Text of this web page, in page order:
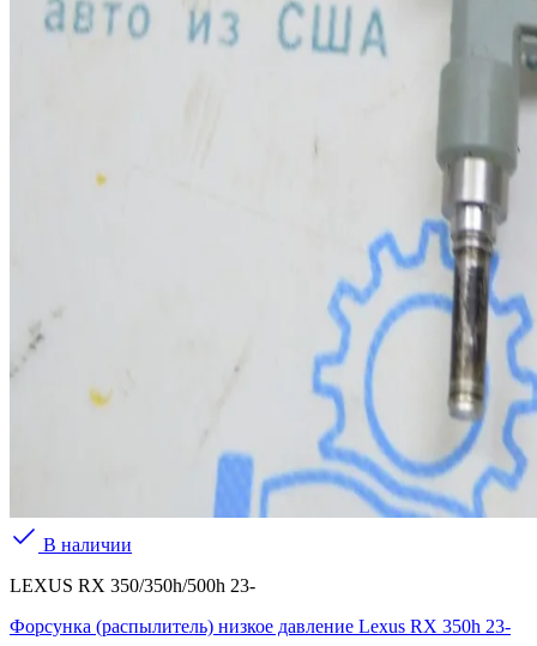
В наличии
LEXUS RX 350/350h/500h 23-
Форсунка (распылитель) низкое давление Lexus RX 350h 23-